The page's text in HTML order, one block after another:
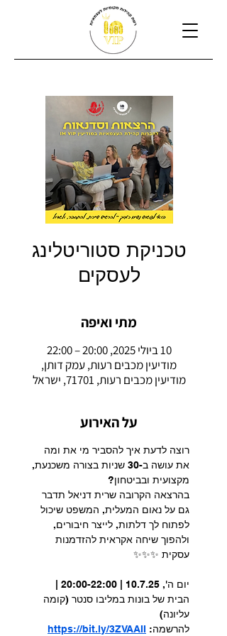
טכניקת סטוריטלינג
לעסקים
מתי ואיפה
10 ביולי 2025, 20:00 – 22:00
מודיעין מכבים רעות, עמק דותן,
מודיעין מכבים רעות, 71701, ישראל
על האירוע
רוצה לדעת איך להסביר מי את ומה
את עושה ב-30 שניות בצורה משכנעת,
מקצועית ובביטחון?
בהרצאה הקרובה שרית דניאל תדבר
גם על נאום המעלית, המשפט שיכול
לפתוח לך דלתות, לייצר חיבורים,
ולהפוך שיחה אקראית להזדמנות
עסקית ✨✨✨
הבית של בונות במליבו סנטר (קומה
עליונה)
להרשמה: https://bit.ly/3ZVAAII